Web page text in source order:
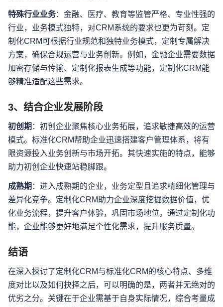
特殊行业业务：金融、医疗、教育等监管严格、专业性强的
行业，业务模式独特，对CRM系统的要求也更为苛刻。定
制化CRM可根据行业规范和独特业务模式，定制专属解决
方案，确保合规运营与业务创新。例如，金融企业需要数据
加密存储与传输、定制化报表生成等功能，定制化CRM能
够精准适配这些需求。
3、结合企业发展阶段
初创期 ：初创企业聚焦核心业务拓展，追求敏捷高效的运营
模式。标准化CRM帮助企业迅速搭建客户管理体系，将有
限资源投入业务创新与市场开拓。其快速实施的特点，能够
助力初创企业快速站稳脚跟。
成熟期 ：进入成熟期的企业，业务定型且追求精细化管理与
差异化竞争。定制化CRM助力企业深度挖掘数据价值，优
化业务流程，提升客户体验，巩固市场地位。通过定制化功
能，企业能够更好地满足个性化需求，提升服务质量。
结语
在深入探讨了定制化CRM与标准化CRM的核心特点、多维
度对比以及如何抉择之后，可以明确的是，两者并无绝对的
优劣之分。关键在于企业需基于自身实际情况，综合考量成